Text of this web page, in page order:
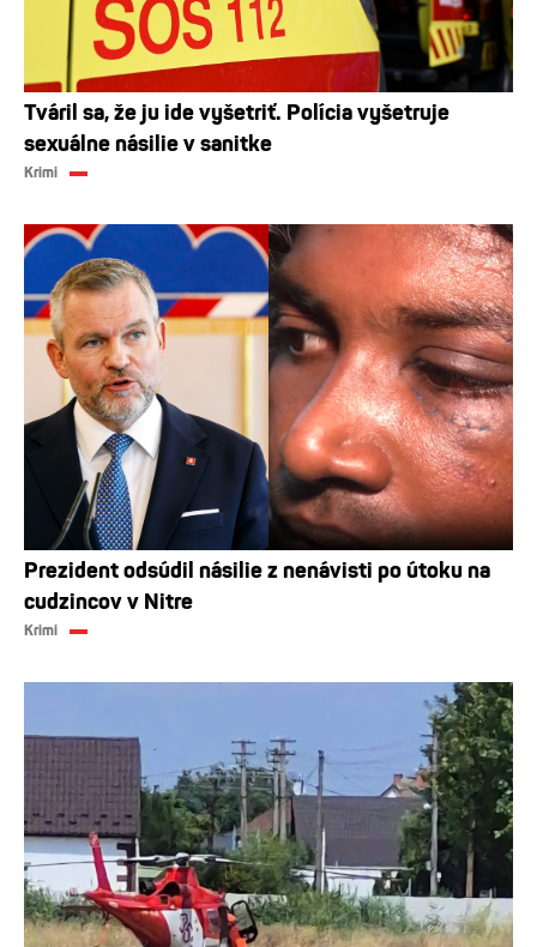
Tváril sa, že ju ide vyšetriť. Polícia vyšetruje
sexuálne násilie v sanitke
Krimi
Prezident odsúdil násilie z nenávisti po útoku na
cudzincov v Nitre
Krimi